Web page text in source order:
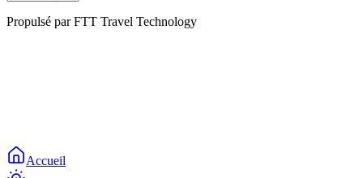
Propulsé par FTT Travel Technology
Accueil